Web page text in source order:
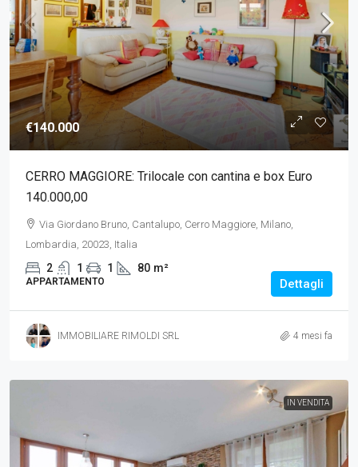
€140.000
CERRO MAGGIORE: Trilocale con cantina e box Euro
140.000,00
Via Giordano Bruno, Cantalupo, Cerro Maggiore, Milano,
Lombardia, 20023, Italia
2 1 1 80 m²
APPARTAMENTO Dettagli
IMMOBILIARE RIMOLDI SRL 4 mesi fa
IN VENDITA